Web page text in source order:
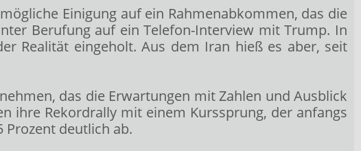
Einigung auf ein Rahmenabkommen, das die
Berufung auf ein Telefon-Interview mit Trump. In
Realität eingeholt. Aus dem Iran hieß es aber, seit
das die Erwartungen mit Zahlen und Ausblick
ihre Rekordrally mit einem Kurssprung, der anfangs
Prozent deutlich ab.